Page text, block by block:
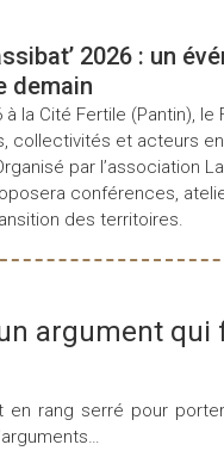
2026 : un
demain
à la Cité Fertile (Pantin), le
collectivités et acteurs
par l’association
conférences,
des territoires.
argument qui
en rang serré pour